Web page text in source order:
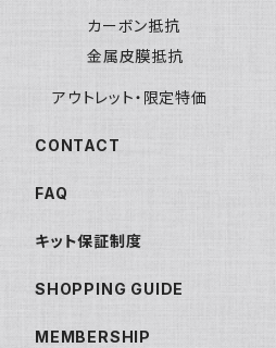
カーボン抵抗
金属皮膜抵抗
アウトレット・限定特価
CONTACT
FAQ
キット保証制度
SHOPPING GUIDE
MEMBERSHIP